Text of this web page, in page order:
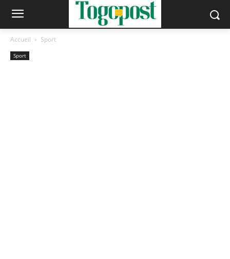
Accueil Sport
Sport